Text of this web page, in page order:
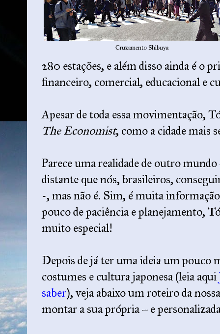
Cruzamento Shibuya
280 estações, e além disso ainda é o
financeiro, comercial, educacional e
Apesar de toda essa movimentação,
The Economist, como a cidade mais
Parece uma realidade de outro
distante que nós, brasileiros,
-, mas não é. Sim, é muita
pouco de paciência e planejamento,
muito especial!
Depois de já ter uma ideia um pouco
costumes e cultura japonesa (leia aqui
saber), veja abaixo um roteiro da
montar a sua própria – e